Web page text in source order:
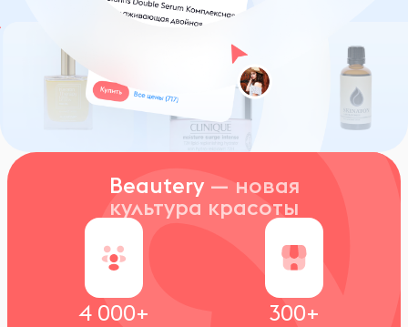
Beautery — новая
культура красоты
4 000+ 300+